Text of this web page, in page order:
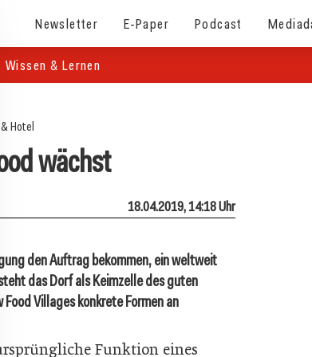
Newsletter E-Paper Podcast
Wissen & Lernen
Hotel
wächst
18.04.2019, 14:18 Uhr
den Auftrag bekommen, ein weltweit
das Dorf als Keimzelle des guten
Villages konkrete Formen an
Funktion eines